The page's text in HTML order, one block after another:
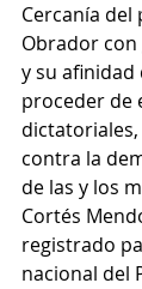
Cercanía del
Obrador
y su afinidad
proceder de
dictatoriales,
contra la
de las y los
Cortés
registrado
nacional del